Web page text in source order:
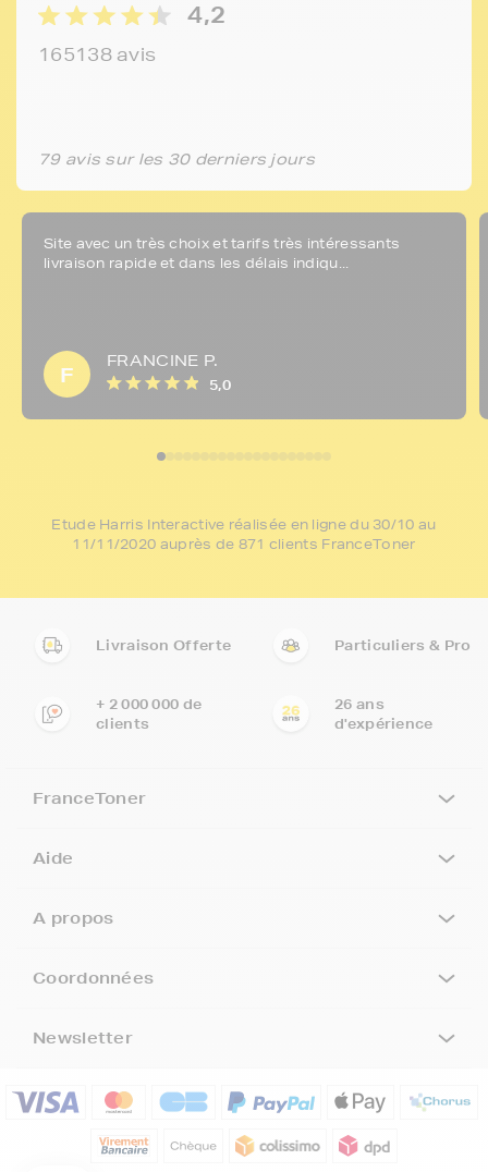
4,2
165138 avis
79 avis sur les 30 derniers jours
Site avec un très choix et tarifs très intéressants
livraison rapide et dans les délais indiqu...
F
FRANCINE P.
5,0
Etude Harris Interactive réalisée en ligne du 30/10 au
11/11/2020 auprès de 871 clients FranceToner
Livraison Offerte Particuliers & Pro
+ 2 000 000 de
clients
26 ans
d'expérience
FranceToner
Aide
A propos
Coordonnées
Newsletter
Inscrivez-vous à notre newsletter, suivez notre actualité et